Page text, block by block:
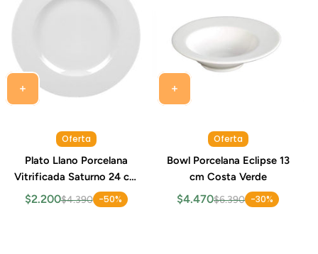
Oferta
Plato Llano Porcelana
Vitrificada Saturno 24 cm
Costa Verde
$2.200$4.390 -50%
Oferta
Bowl Porcelana Eclipse 13
cm Costa Verde
$4.470$6.390 -30%